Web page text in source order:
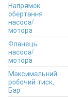
Напрямок
обертання
насоса/
мотора
Фланець
насоса/
мотора
Максимальний
робочий тиск,
Бар